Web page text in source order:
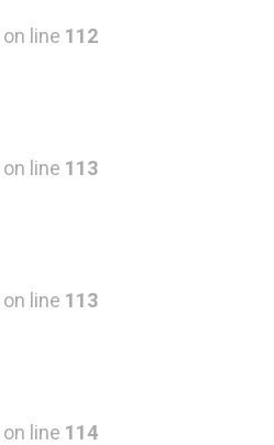
on line 112
on line 113
on line 113
on line 114